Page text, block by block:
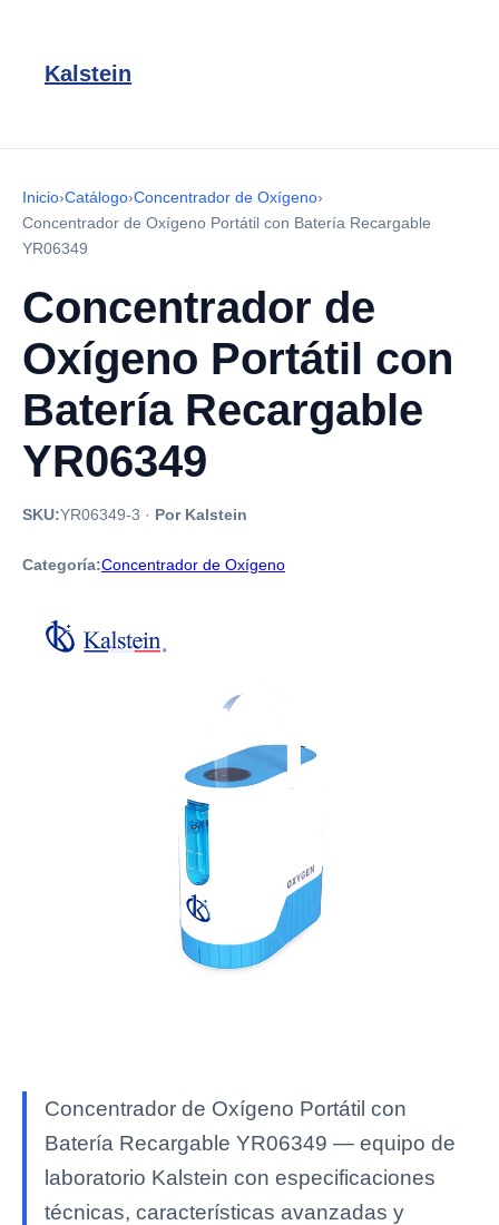
Kalstein
Inicio›Catálogo›Concentrador de Oxígeno›
Concentrador de Oxígeno Portátil con Batería Recargable
YR06349
Concentrador de
Oxígeno Portátil con
Batería Recargable
YR06349
SKU:YR06349-3 · Por Kalstein
Categoría:Concentrador de Oxígeno
Concentrador de Oxígeno Portátil con
Batería Recargable YR06349 — equipo de
laboratorio Kalstein con especificaciones
técnicas, características avanzadas y